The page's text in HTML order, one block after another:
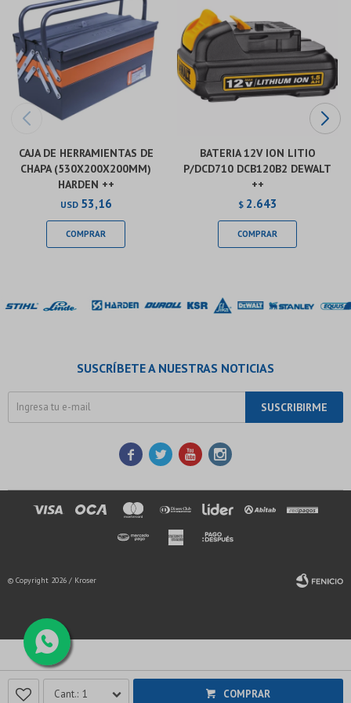
1 COMPRAR
CAJA DE HERRAMIENTAS DE
CHAPA (530X200X200MM)
HARDEN ++
USD 53,16
BATERIA 12V ION LITIO
P/DCD710 DCB120B2 DEWALT
++
$ 2.643
SUSCRÍBETE A NUESTRAS NOTICIAS
SUSCRIBIRME
   
© Copyright 2026 / Kroser